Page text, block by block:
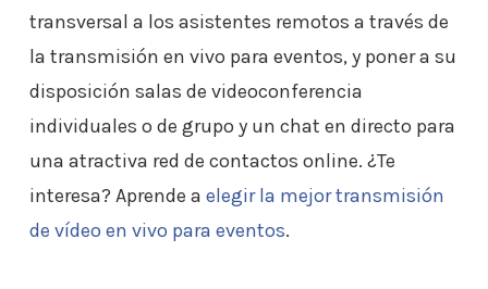
transversal a los asistentes remotos a través de
la transmisión en vivo para eventos, y poner a su
disposición salas de videoconferencia
individuales o de grupo y un chat en directo para
una atractiva red de contactos online. ¿Te
interesa? Aprende a elegir la mejor transmisión
de vídeo en vivo para eventos.